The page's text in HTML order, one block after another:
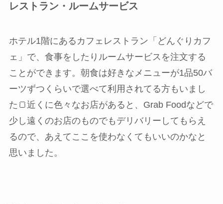
レストラン・ルームサービス
ホテル1階にあるカフェレストラン「どんぐりカフ
ェ」で、食事をしたりルームサービスを注文する
ことができます。朝食は好きなメニューが1品50バ
ーツずつくらいで選べて利用されてる方もいまし
た🍞近くに色々なお店があると、Grab Foodなどで
少し遠くのお店のものでもデリバリーしてもらえ
るので、あえてここを使わなくてもいいのかなと
思いました。